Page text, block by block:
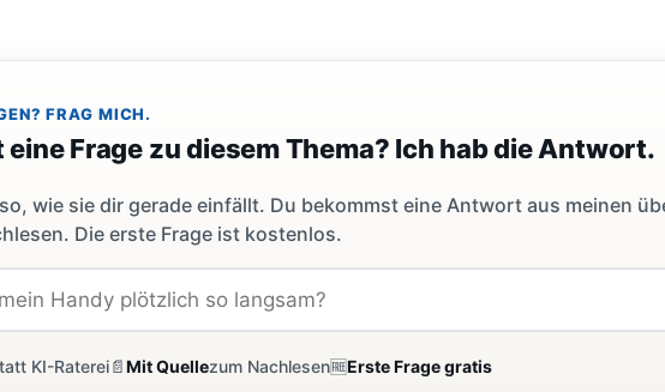
FRAG MICH.
eine Frage zu diesem Thema? Ich hab die Antwort.
wie sie dir gerade einfällt. Du bekommst eine Antwort aus meinen
Die erste Frage ist kostenlos.
KI-Raterei📄Mit Quellezum Nachlesen🆓Erste Frage gratis